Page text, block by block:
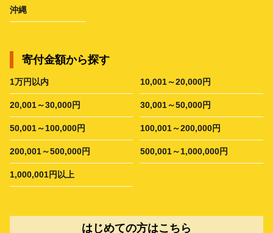
沖縄
寄付金額から探す
1万円以内 10,001～20,000円
20,001～30,000円 30,001～50,000円
50,001～100,000円 100,001～200,000円
200,001～500,000円 500,001～1,000,000円
1,000,001円以上
はじめての方はこちら